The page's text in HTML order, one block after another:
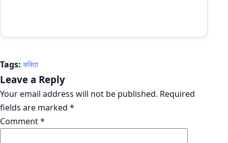
Tags: কবিতা
Leave a Reply
Your email address will not be published. Required
fields are marked *
Comment*